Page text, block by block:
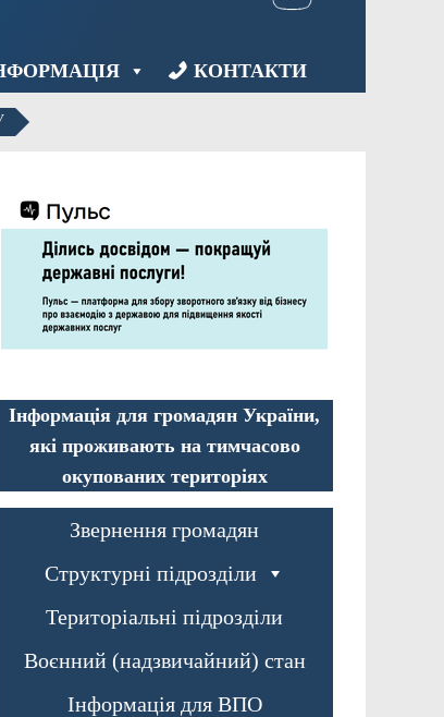
КОНТАКТИ
Інформація для громадян України,
які проживають на тимчасово
окупованих територіях
Звернення громадян
Структурні підрозділи
Територіальні підрозділи
Воєнний (надзвичайний) стан
Інформація для ВПО